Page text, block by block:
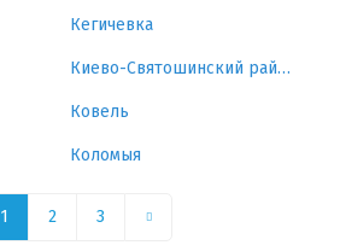
Кегичевка
Киево-Святошинский район
Ковель
Коломыя
1 2 3